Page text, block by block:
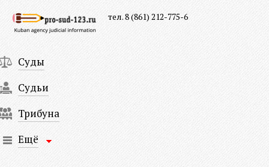
Суды
Судьи
Трибуна
Ещё
тел. 8 (861) 212-775-6